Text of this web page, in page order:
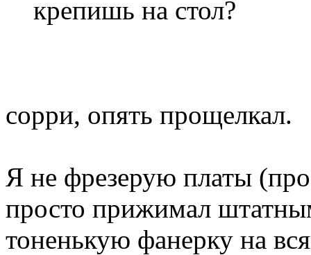
крепишь на стол?
сорри, опять прощелкал.
Я не фрезерую платы
просто прижимал
тоненькую фанерку на